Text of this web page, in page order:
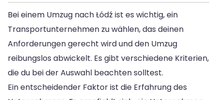
Bei einem Umzug nach Łódź ist es wichtig, ein
Transportunternehmen zu wählen, das deinen
Anforderungen gerecht wird und den Umzug
reibungslos abwickelt. Es gibt verschiedene Kriterien,
die du bei der Auswahl beachten solltest.
Ein entscheidender Faktor ist die Erfahrung des